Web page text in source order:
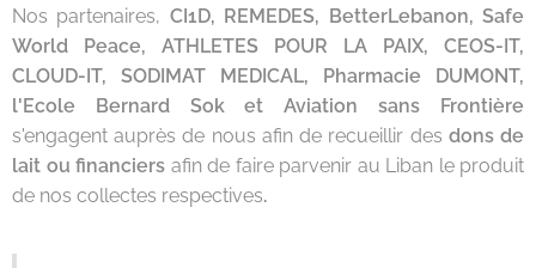
Nos partenaires, CI1D, REMEDES, BetterLebanon, Safe
World Peace, ATHLETES POUR LA PAIX, CEOS-IT,
CLOUD-IT, SODIMAT MEDICAL, Pharmacie DUMONT,
l'Ecole Bernard Sok et Aviation sans Frontière
s'engagent auprès de nous afin de recueillir des dons de
lait ou financiers afin de faire parvenir au Liban le produit
de nos collectes respectives.